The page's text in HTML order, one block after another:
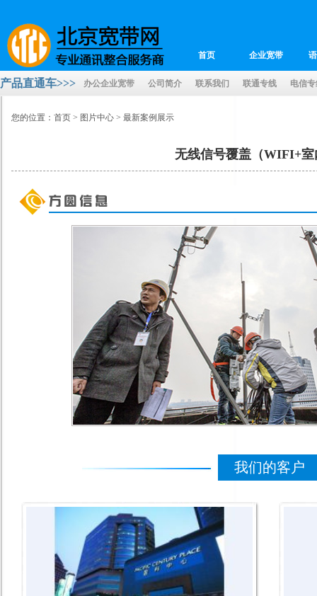
首页 企业宽带
招贤纳士
产品直通车>>> 办公企业宽带 公司简介 联系我们 联通专线 电信
您的位置： 首页 > 图片中心 > 最新案例展示
无线信号覆盖（WIFI+室
我们的客户